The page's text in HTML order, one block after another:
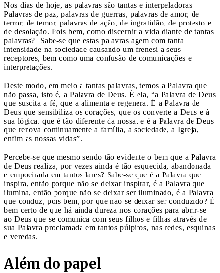
Nos dias de hoje, as palavras são tantas e interpeladoras.
Palavras de paz, palavras de guerras, palavras de amor, de
terror, de temor, palavras de ação, de ingratidão, de protesto e
de desolação. Pois bem, como discernir a vida diante de tantas
palavras? Sabe-se que estas palavras agem com tanta
intensidade na sociedade causando um frenesi a seus
receptores, bem como uma confusão de comunicações e
interpretações.
Deste modo, em meio a tantas palavras, temos a Palavra que
não passa, isto é, a Palavra de Deus. É ela, “a Palavra de Deus
que suscita a fé, que a alimenta e regenera. É a Palavra de
Deus que sensibiliza os corações, que os converte a Deus e à
sua lógica, que é tão diferente da nossa, e é a Palavra de Deus
que renova continuamente a família, a sociedade, a Igreja,
enfim as nossas vidas”.
Percebe-se que mesmo sendo tão evidente o bem que a Palavra
de Deus realiza, por vezes ainda é tão esquecida, abandonada
e empoeirada em tantos lares? Sabe-se que é a Palavra que
inspira, então porque não se deixar inspirar, é a Palavra que
ilumina, então porque não se deixar ser iluminado, é a Palavra
que conduz, pois bem, por que não se deixar ser conduzido? É
bem certo de que há ainda dureza nos corações para abrir-se
ao Deus que se comunica com seus filhos e filhas através de
sua Palavra proclamada em tantos púlpitos, nas redes, esquinas
e veredas.
Além do papel